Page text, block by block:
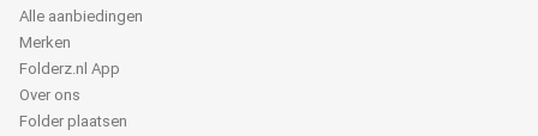
Alle aanbiedingen
Merken
Folderz.nl App
Over ons
Folder plaatsen